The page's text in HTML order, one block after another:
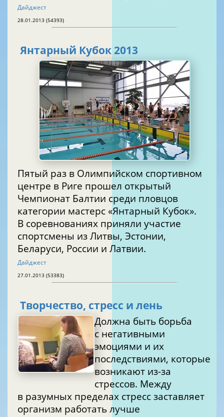
Дайджест
28.01.2013 (54393)
Янтарный Кубок 2013
Пятый раз в Олимпийском спортивном
центре в Риге прошел открытый
Чемпионат Балтии среди пловцов
категории мастерс «Янтарный Кубок».
В соревнованиях приняли участие
спортсмены из Литвы, Эстонии,
Беларуси, России и Латвии.
Дайджест
27.01.2013 (53383)
Творчество, стресс и лень
Должна быть борьба
с негативными
эмоциями и их
последствиями, которые
возникают из-за
стрессов. Между
в разумных пределах стресс заставляет
организм работать лучше